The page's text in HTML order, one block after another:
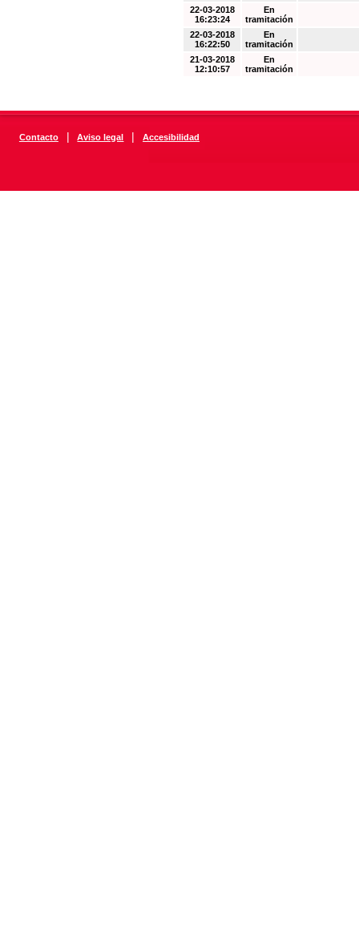
22-03-2018
16:23:24
En
tramitación
22-03-2018
16:22:50
En
tramitación
21-03-2018
12:10:57
En
tramitación
Contacto | Aviso legal | Accesibilidad